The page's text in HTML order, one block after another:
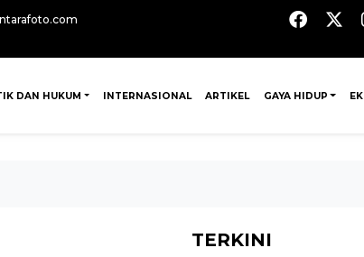
DAN HUKUM INTERNASIONAL ARTIKEL GAYA HIDUP
TERKINI